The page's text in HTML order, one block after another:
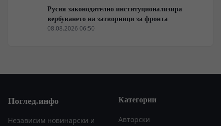
Русия законодателно институционализира
вербуването на затворници за фронта
08.08.2026 06:50
Поглед.инфо
Независим новинарски и
Категории
Авторски